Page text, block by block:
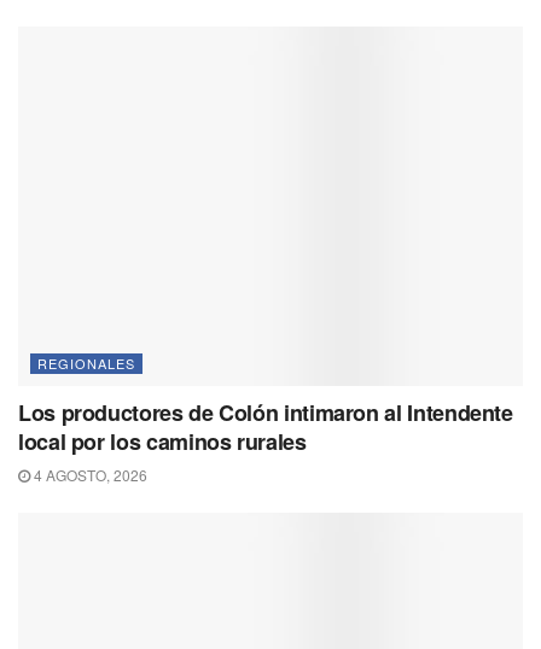
REGIONALES
Los productores de Colón intimaron al Intendente
local por los caminos rurales
4 AGOSTO, 2026